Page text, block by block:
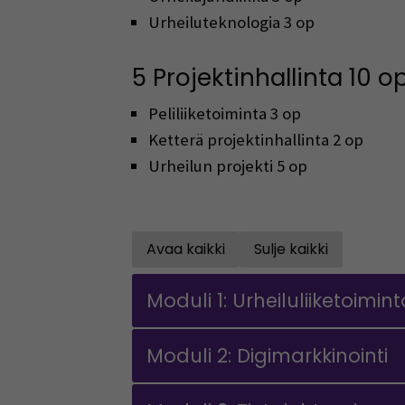
Urheiluteknologia 3 op
5 Projektinhallinta 10
Peliliiketoiminta 3 op
Ketterä projektinhallinta 2 op
Urheilun projekti 5 op
Avaa kaikki
Open all accordions
Sulje kaikki
Moduli 1:
Moduli 2: Digimarkkinointi